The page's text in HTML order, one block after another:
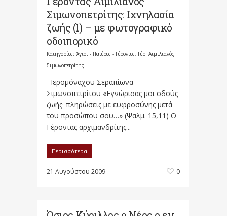
Σιμωνοπετρίτης: Ιχνηλασία
ζωής (1) – με φωτογραφικό
οδοιπορικό
Κατηγορίες: Άγιοι - Πατέρες - Γέροντες, Γέρ. Αιμιλιανός
Σιμωνοπετρίτης
Ιερομόναχου Σεραπίωνα
Σιμωνοπετρίτου «Εγνώρισάς μοι οδούς
ζωής· πληρώσεις με ευφροσύνης μετά
του προσώπου σου…» (Ψαλμ. 15,11) Ο
Γέροντας αρχιμανδρίτης...
Περισσότερα
21 Αυγούστου 2009 0